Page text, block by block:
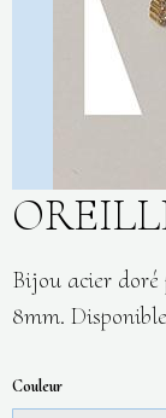
Bijou acier
8mm.
Couleur